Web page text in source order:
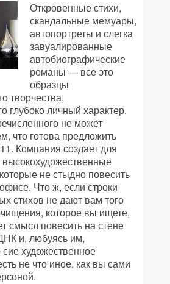
Откровенные стихи,
скандальные мемуары,
автопортреты и слегка
завуалированные
автобиографические
романы — все это
образцы
творчества,
глубоко личный характер.
не может
что готова предложить
Компания создает для
высокохудожественные
не стыдно повесить
Что ж, если строки
стихов не дают вам того
которое вы ищете,
смысл повесить на стене
и, любуясь им,
сие художественное
не что иное, как вы сами